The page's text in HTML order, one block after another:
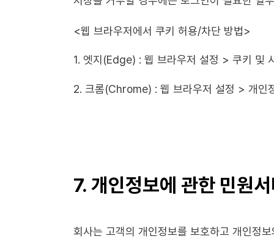
<웹 브라우저에서 쿠키 허용/차단 방법>
1. 엣지(Edge) : 웹 브라우저 설정 > 쿠키 및
2. 크롬(Chrome) : 웹 브라우저 설정 > 개인
7. 개인정보에 관한 민원
회사는 고객의 개인정보를 보호하고 개인정